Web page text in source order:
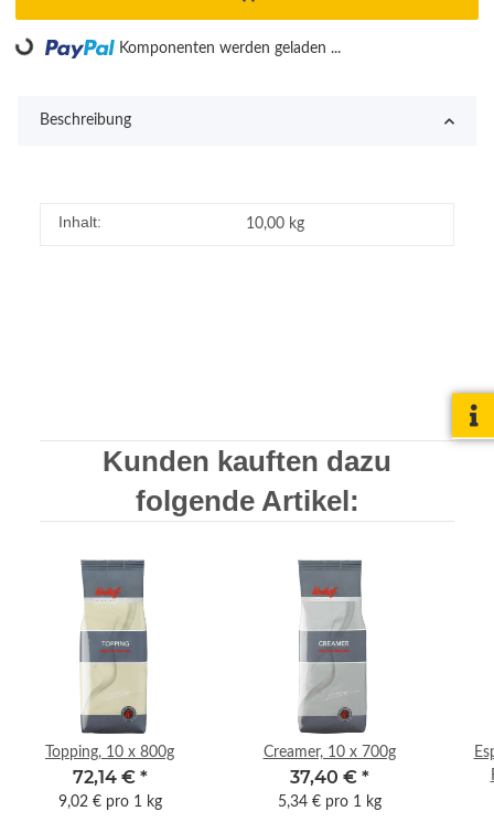
Loading... Komponenten werden geladen ...
Beschreibung
Inhalt: 10,00 kg
Kunden kauften dazu
folgende Artikel:
Topping, 10 x 800g
72,14 € *
9,02 € pro 1 kg
Creamer, 10 x 700g
37,40 € *
5,34 € pro 1 kg